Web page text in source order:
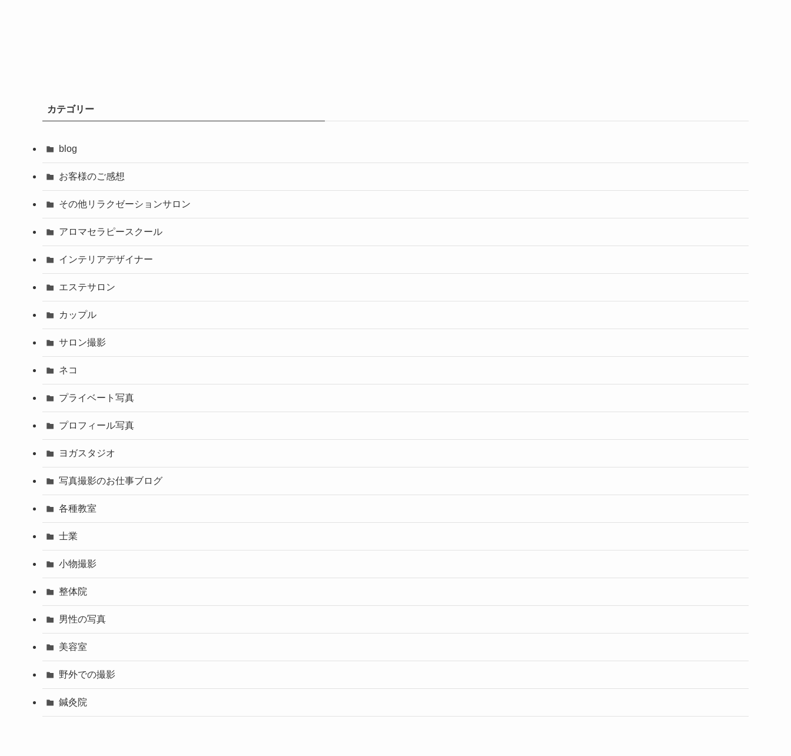
カテゴリー
blog
お客様のご感想
その他リラクゼーションサロン
アロマセラピースクール
インテリアデザイナー
エステサロン
カップル
サロン撮影
ネコ
プライベート写真
プロフィール写真
ヨガスタジオ
写真撮影のお仕事ブログ
各種教室
士業
小物撮影
整体院
男性の写真
美容室
野外での撮影
鍼灸院